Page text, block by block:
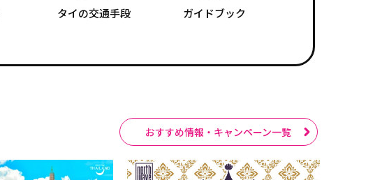
タイの交通手段 ガイドブック
おすすめ情報・キャンペーン一覧